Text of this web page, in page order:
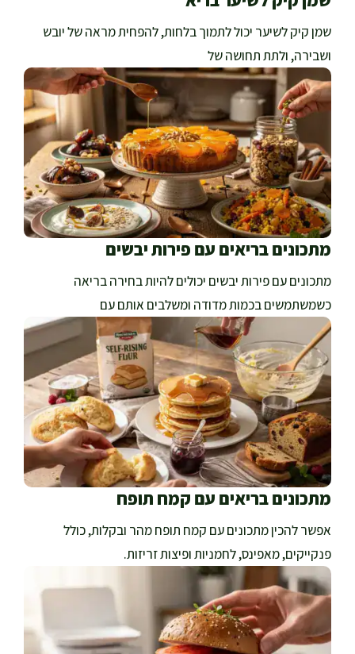
שמן קיק לשיער יכול לתמוך בלחות, להפחית מראה של יובש
ושבירה, ולתת תחושה של
מתכונים בריאים עם פירות יבשים
מתכונים עם פירות יבשים יכולים להיות בחירה בריאה
כשמשתמשים בכמות מדודה ומשלבים אותם עם
מתכונים בריאים עם קמח תופח
אפשר להכין מתכונים עם קמח תופח מהר ובקלות, כולל
פנקייקים, מאפינס, לחמניות ופיצות זריזות.